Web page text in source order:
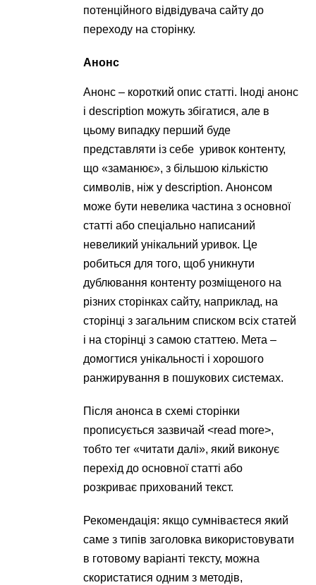
потенційного відвідувача сайту до
переходу на сторінку.
Анонс
Анонс – короткий опис статті. Іноді анонс
і description можуть збігатися, але в
цьому випадку перший буде
представляти із себе уривок контенту,
що «заманює», з більшою кількістю
символів, ніж у description. Анонсом
може бути невелика частина з основної
статті або спеціально написаний
невеликий унікальний уривок. Це
робиться для того, щоб уникнути
дублювання контенту розміщеного на
різних сторінках сайту, наприклад, на
сторінці з загальним списком всіх статей
і на сторінці з самою статтею. Мета –
домогтися унікальності і хорошого
ранжирування в пошукових системах.
Після анонса в схемі сторінки
прописується зазвичай <read more>,
тобто тег «читати далі», який виконує
перехід до основної статті або
розкриває прихований текст.
Рекомендація: якщо сумніваєтеся який
саме з типів заголовка використовувати
в готовому варіанті тексту, можна
скористатися одним з методів,